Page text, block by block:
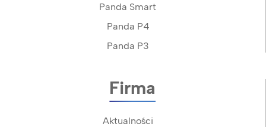
Panda Smart
Panda P4
Panda P3
Firma
Aktualności